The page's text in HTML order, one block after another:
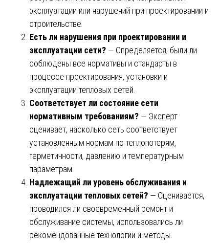
эксплуатации или нарушений при проектировании и
строительстве.
Есть ли нарушения при проектировании и
эксплуатации сети? — Определяется, были ли
соблюдены все нормативы и стандарты в
процессе проектирования, установки и
эксплуатации тепловых сетей.
Соответствует ли состояние сети
нормативным требованиям? — Эксперт
оценивает, насколько сеть соответствует
установленным нормам по теплопотерям,
герметичности, давлению и температурным
параметрам.
Надлежащий ли уровень обслуживания и
эксплуатации тепловых сетей? — Оценивается,
проводился ли своевременный ремонт и
обслуживание системы, использовались ли
рекомендованные технологии и методы.